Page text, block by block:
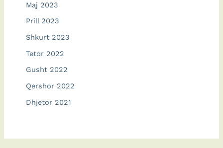
Maj 2023
Prill 2023
Shkurt 2023
Tetor 2022
Gusht 2022
Qershor 2022
Dhjetor 2021